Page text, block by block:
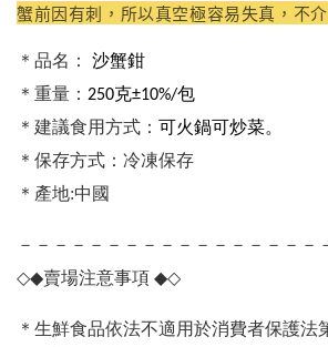
蟹前因有刺，所以真空極容易失真，不
＊品名：
沙蟹鉗
＊重量： 250克±10%/包
＊建議食用方式： 可火鍋可炒菜。
＊保存方式：冷凍保存
＊產地:中國
－－－－－－－－－－－－－－－－－
◇◆賣場注意事項 ◆◇
＊生鮮食品依法不適用於消費者保護法